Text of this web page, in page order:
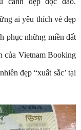
ai yêu thích vẻ đẹp
phục những miền đất
của Vietnam Booking
đẹp “xuất sắc’ tại